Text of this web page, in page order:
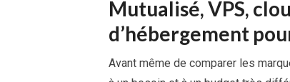
Mutualisé, VPS,
d’hébergement
Avant même de comparer les